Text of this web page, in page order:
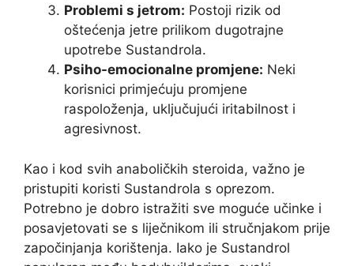
Problemi s jetrom: Postoji rizik od
oštećenja jetre prilikom dugotrajne
upotrebe Sustandrola.
Psiho-emocionalne promjene: Neki
korisnici primjećuju promjene
raspoloženja, uključujući iritabilnost i
agresivnost.
Kao i kod svih anaboličkih steroida, važno je
pristupiti koristi Sustandrola s oprezom.
Potrebno je dobro istražiti sve moguće učinke i
posavjetovati se s liječnikom ili stručnjakom prije
započinjanja korištenja. Iako je Sustandrol